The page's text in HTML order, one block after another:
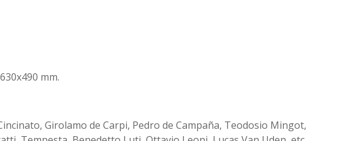
mm.
Girolamo de Carpi, Pedro de Campaña, Teodosio Mingot,